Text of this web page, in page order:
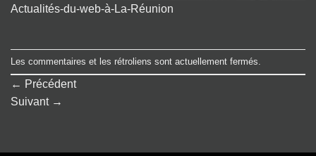
Actualités-du-web-à-La-Réunion
Les commentaires et les rétroliens sont actuellement fermés.
← Précédent
Suivant →